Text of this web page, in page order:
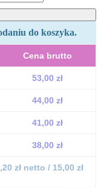
do koszyka.
Cena brutto
53,00 zł
44,00 zł
41,00 zł
38,00 zł
zł netto / 15,00 zł